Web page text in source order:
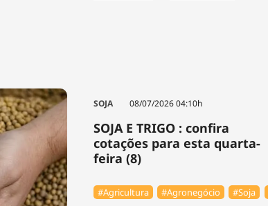
SOJA 08/07/2026 04:10h
SOJA E TRIGO : confira
cotações para esta quarta-
feira (8)
#Agricultura #Agronegócio #Soja